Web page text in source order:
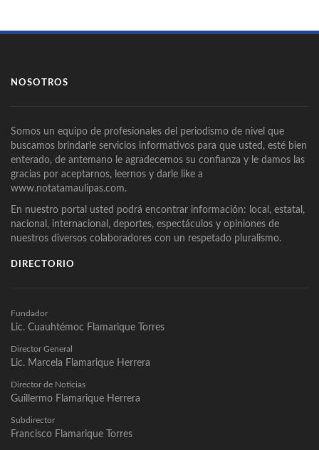
NOSOTROS
Somos un equipo de profesionales del periodismo de nivel que
buscamos brindarle servicios informativos para que usted, esté bien
enterado, de antemano le agradecemos su confianza y le damos las
gracias por aceptarnos, leernos y darle like a
www.notatamaulipas.com.
En nuestro portal usted podrá encontrar información: local, estatal,
nacional, internacional, deportes, espectáculos y opiniones de
nuestros diversos colaboradores con un respetado pluralismo.
DIRECTORIO
Fundador
Lic. Cuauhtémoc Flamarique Torres
Director General
Lic. Marcela Flamarique Herrera
Director de Noticias
Guillermo Flamarique Herrera
Subdirector
Francisco Flamarique Torres